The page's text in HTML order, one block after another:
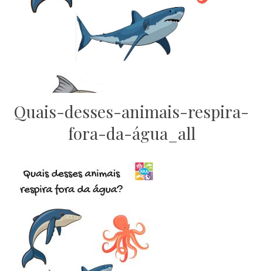
Quais-desses-animais-respira-
fora-da-água_all